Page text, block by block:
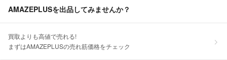
AMAZEPLUSを出品してみませんか？
買取よりも高値で売れる!
まずはAMAZEPLUSの売れ筋価格をチェック